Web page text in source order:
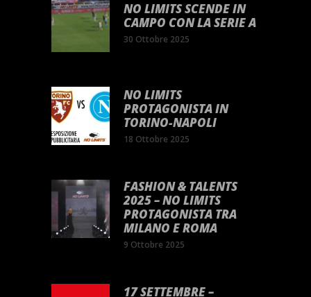
NO LIMITS SCENDE IN
CAMPO CON LA SERIE A
30 Ottobre 2025
NO LIMITS
PROTAGONISTA IN
TORINO-NAPOLI
18 Ottobre 2025
FASHION & TALENTS
2025 – NO LIMITS
PROTAGONISTA TRA
MILANO E ROMA
9 Ottobre 2025
17 SETTEMBRE –